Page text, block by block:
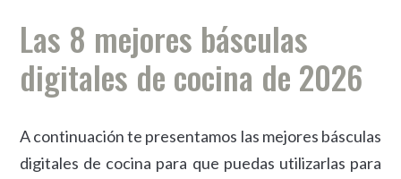
Las 8 mejores básculas
digitales de cocina de 2026
A continuación te presentamos las mejores básculas
digitales de cocina para que puedas utilizarlas para